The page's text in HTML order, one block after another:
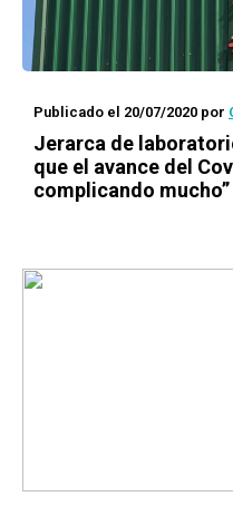
Publicado el 20/07/2020 por
Jerarca de
que el avance del
complicando mucho”